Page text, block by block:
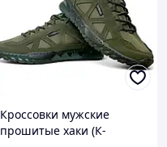
Кроссовки мужские
прошитые хаки (К-